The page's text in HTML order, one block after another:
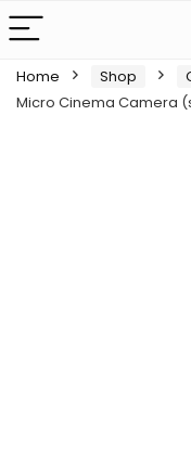
Home Shop
Micro Cinema Camera